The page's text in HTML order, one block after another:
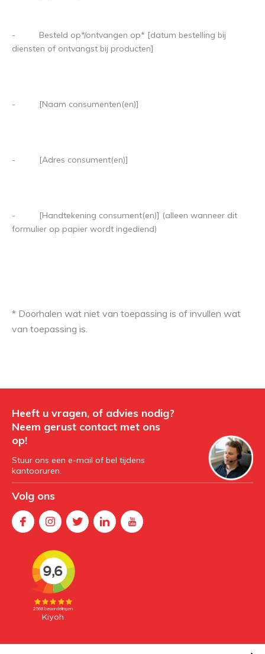
- Besteld op*/ontvangen op* [datum bestelling bij
diensten of ontvangst bij producten]
- [Naam consumenten(en)]
- [Adres consument(en)]
- [Handtekening consument(en)] (alleen wanneer dit
formulier op papier wordt ingediend)
* Doorhalen wat niet van toepassing is of invullen wat
van toepassing is.
Heeft u vragen, of advies nodig?
Neem gerust contact met ons
op!
Stuur ons een e-mail of bel tijdens
kantooruren.
Volg ons